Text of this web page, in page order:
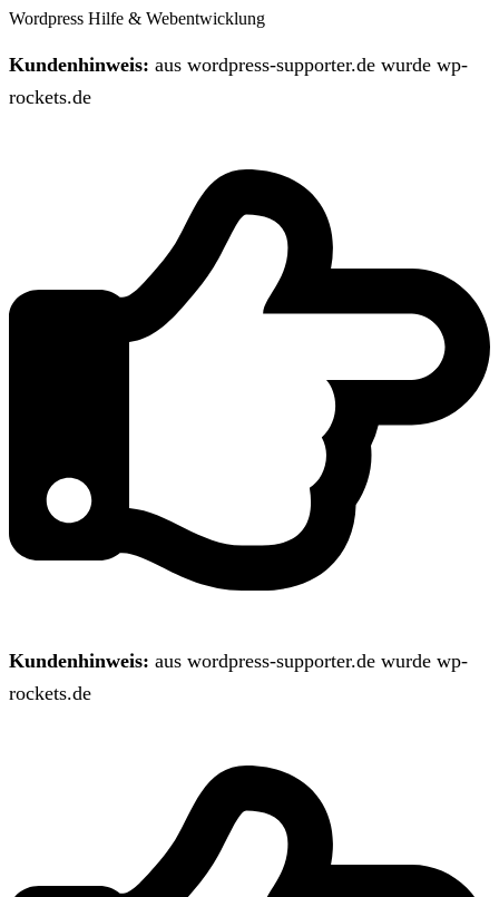
Wordpress Hilfe & Webentwicklung
Kundenhinweis: aus wordpress-supporter.de wurde wp-
rockets.de
Kundenhinweis: aus wordpress-supporter.de wurde wp-
rockets.de